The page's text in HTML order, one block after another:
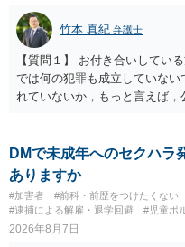
竹本 真紀 弁護士
【質問１】 お付き合いしてい
では何の犯罪も成立していな
れていないか，もっと言えば
然性は，不特定又は多数の方
す。 本件は，車の中という閉
多数の方が認識するのは困難
す。 また，意図的に示そうと
する車両があると服を着ている
ですから，むしろ見られないよ
DMで未成年へのセクハラ
ありますか
#加害者 #前科・前歴をつけたくない
#逮捕による解雇・退学回避
#児童ポ
2026年8月7日